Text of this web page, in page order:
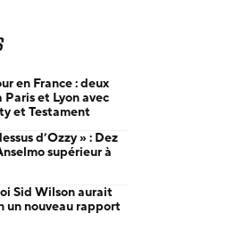
en France : deux
Paris et Lyon avec
et Testament
d’Ozzy » : Dez
supérieur à
Sid Wilson aurait
un nouveau rapport